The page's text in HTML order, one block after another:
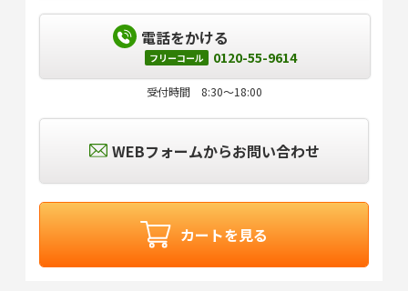
WEBフォームからお問い合わせ
電話をかける
フリーコール 0120-55-9614
受付時間 8:30～18:00
カートを見る